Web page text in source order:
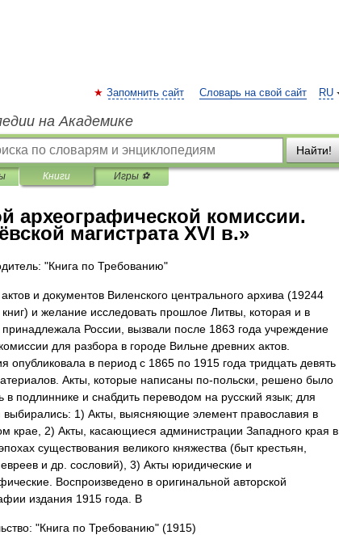
RU
Запомнить сайт Словарь на свой сайт
на Академике
Найти!
Книги Игры ⚽
археографической комиссии.
магистрата XVI в.»
"Книга по Требованию"
и документов Виленского центрального архива (19244
книг) и желание исследовать прошлое Литвы, которая и в
принадлежала России, вызвали после 1863 года учреждение
для разбора в городе Вильне древних актов.
опубликовала в период с 1865 по 1915 года тридцать девять
Акты, которые написаны по-польски, решено было
в подлиннике и снабдить переводом на русский язык; для
выбирались: 1) Акты, выясняющие элемент православия в
крае, 2) Акты, касающиеся администрации Западного края в
существования великого княжества (быт крестьян,
и др. сословий), 3) Акты юридические и
Воспроизведено в оригинальной авторской
издания 1915 года. В
"Книга по Требованию" (1915)